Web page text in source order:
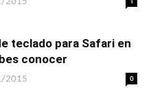
teclado para Safari en
conocer
2015 0